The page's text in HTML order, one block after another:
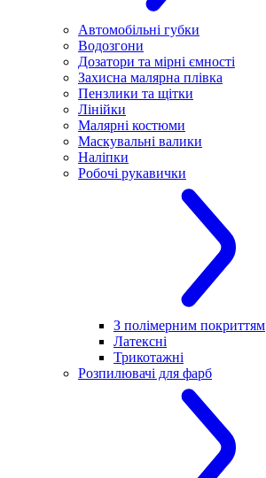
Автомобільні губки
Водозгони
Дозатори та мірні ємності
Захисна малярна плівка
Пензлики та щітки
Лінійки
Малярні костюми
Маскувальні валики
Наліпки
Робочі рукавички
З полімерним покриттям
Латексні
Трикотажні
Розпилювачі для фарб